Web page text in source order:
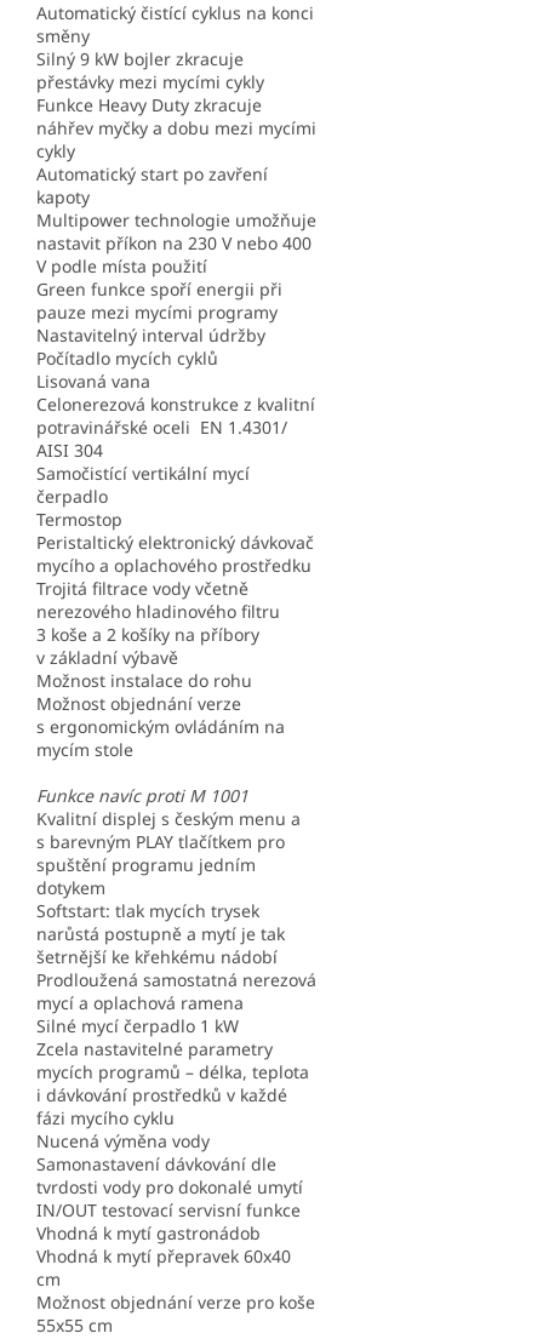
Automatický čistící cyklus na konci
směny
Silný 9 kW bojler zkracuje
přestávky mezi mycími cykly
Funkce Heavy Duty zkracuje
náhřev myčky a dobu mezi mycími
cykly
Automatický start po zavření
kapoty
Multipower technologie umožňuje
nastavit příkon na 230 V nebo 400
V podle místa použití
Green funkce spoří energii při
pauze mezi mycími programy
Nastavitelný interval údržby
Počítadlo mycích cyklů
Lisovaná vana
Celonerezová konstrukce z kvalitní
potravinářské oceli EN 1.4301/
AISI 304
Samočistící vertikální mycí
čerpadlo
Termostop
Peristaltický elektronický dávkovač
mycího a oplachového prostředku
Trojitá filtrace vody včetně
nerezového hladinového filtru
3 koše a 2 košíky na příbory
v základní výbavě
Možnost instalace do rohu
Možnost objednání verze
s ergonomickým ovládáním na
mycím stole
Funkce navíc proti M 1001
Kvalitní displej s českým menu a
s barevným PLAY tlačítkem pro
spuštění programu jedním
dotykem
Softstart: tlak mycích trysek
narůstá postupně a mytí je tak
šetrnější ke křehkému nádobí
Prodloužená samostatná nerezová
mycí a oplachová ramena
Silné mycí čerpadlo 1 kW
Zcela nastavitelné parametry
mycích programů – délka, teplota
i dávkování prostředků v každé
fázi mycího cyklu
Nucená výměna vody
Samonastavení dávkování dle
tvrdosti vody pro dokonalé umytí
IN/OUT testovací servisní funkce
Vhodná k mytí gastronádob
Vhodná k mytí přepravek 60x40
cm
Možnost objednání verze pro koše
55x55 cm